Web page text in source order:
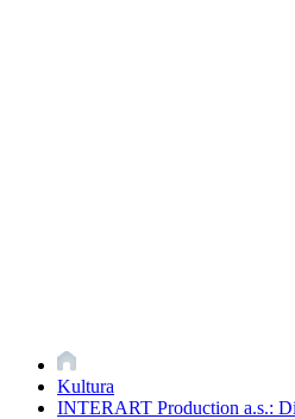
Kultura
INTERART Production a.s.: